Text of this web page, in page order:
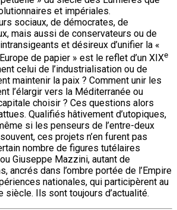
et impériales.
sociaux, de démocrates, de
mais aussi de conservateurs ou de
et désireux d’unifier la «
de papier » est le reflet d’un XIXe
celui de l’industrialisation ou de
maintenir la paix ? Comment unir les
l’élargir vers la Méditerranée ou
choisir ? Ces questions alors
Qualifiés hâtivement d’utopiques,
si les penseurs de l’entre-deux
ces projets n’en furent pas
nombre de figures tutélaires
Giuseppe Mazzini, autant de
ancrés dans l’ombre portée de l’Empire
nationales, qui participèrent au
siècle. Ils sont toujours d’actualité.